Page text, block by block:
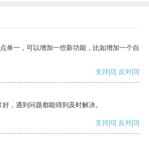
单一，可以增加一些新功能，比如增加一个自
支持[0] 反对[0]
，遇到问题都能得到及时解决。
支持[0] 反对[0]